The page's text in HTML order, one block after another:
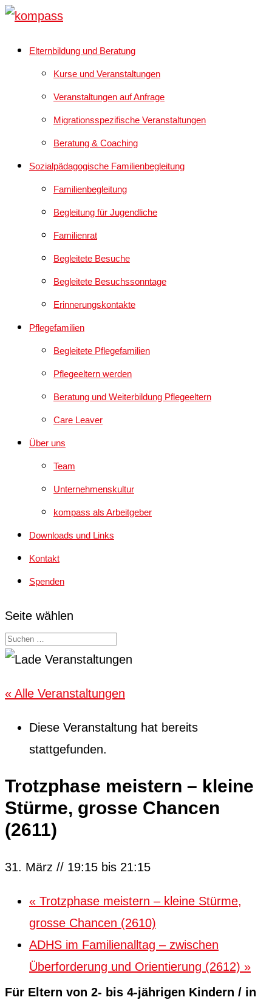
Elternbildung und Beratung
Kurse und Veranstaltungen
Veranstaltungen auf Anfrage
Migrationsspezifische Veranstaltungen
Beratung & Coaching
Sozialpädagogische Familienbegleitung
Familienbegleitung
Begleitung für Jugendliche
Familienrat
Begleitete Besuche
Begleitete Besuchssonntage
Erinnerungskontakte
Pflegefamilien
Begleitete Pflegefamilien
Pflegeeltern werden
Beratung und Weiterbildung Pflegeeltern
Care Leaver
Über uns
Team
Unternehmenskultur
kompass als Arbeitgeber
Downloads und Links
Kontakt
Spenden
Seite wählen
« Alle Veranstaltungen
Diese Veranstaltung hat bereits
stattgefunden.
Trotzphase meistern – kleine
Stürme, grosse Chancen
(2611)
31. März // 19:15 bis 21:15
« Trotzphase meistern – kleine Stürme,
grosse Chancen (2610)
ADHS im Familienalltag – zwischen
Überforderung und Orientierung (2612) »
Für Eltern von 2- bis 4‑jährigen Kindern / in